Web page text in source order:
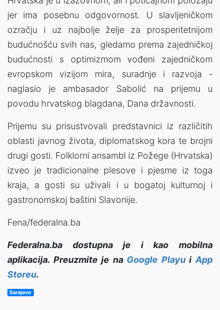
jer ima posebnu odgovornost. U slavljeničkom
ozračju i uz najbolje želje za prosperitetnijom
budućnošću svih nas, gledamo prema zajedničkoj
budućnosti s optimizmom vođeni zajedničkom
evropskom vizijom mira, suradnje i razvoja -
naglasio je ambasador Sabolić na prijemu u
povodu hrvatskog blagdana, Dana državnosti.
Prijemu su prisustvovali predstavnici iz različitih
oblasti javnog života, diplomatskog kora te brojni
drugi gosti. Folklorni ansambl iz Požege (Hrvatska)
izveo je tradicionalne plesove i pjesme iz toga
kraja, a gosti su uživali i u bogatoj kulturnoj i
gastronomskoj baštini Slavonije.
Fena/federalna.ba
Federalna.ba dostupna je i kao mobilna
aplikacija. Preuzmite je na Google PlayuiApp
Storeu.
Sarajevo